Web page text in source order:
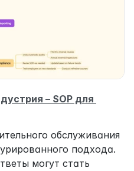
– SOP для
обслуживания
подхода.
могут стать